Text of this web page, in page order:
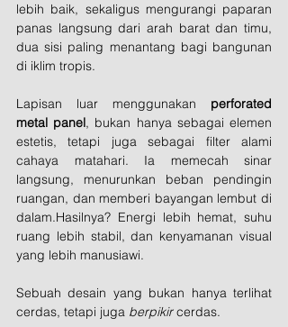
lebih baik, sekaligus mengurangi paparan
panas langsung dari arah barat dan timu,
dua sisi paling menantang bagi bangunan
di iklim tropis.
Lapisan luar menggunakan perforated
metal panel, bukan hanya sebagai elemen
estetis, tetapi juga sebagai filter alami
cahaya matahari. Ia memecah sinar
langsung, menurunkan beban pendingin
ruangan, dan memberi bayangan lembut di
dalam.Hasilnya? Energi lebih hemat, suhu
ruang lebih stabil, dan kenyamanan visual
yang lebih manusiawi.
Sebuah desain yang bukan hanya terlihat
cerdas, tetapi juga berpikir cerdas.